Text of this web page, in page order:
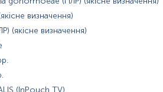
біоматеріалу виключити:
внутрішньо-вагінальних
обстеження гінекологом,
вказати адміністратору при
циклічність гормональних
визначення)
(якісне визначення)